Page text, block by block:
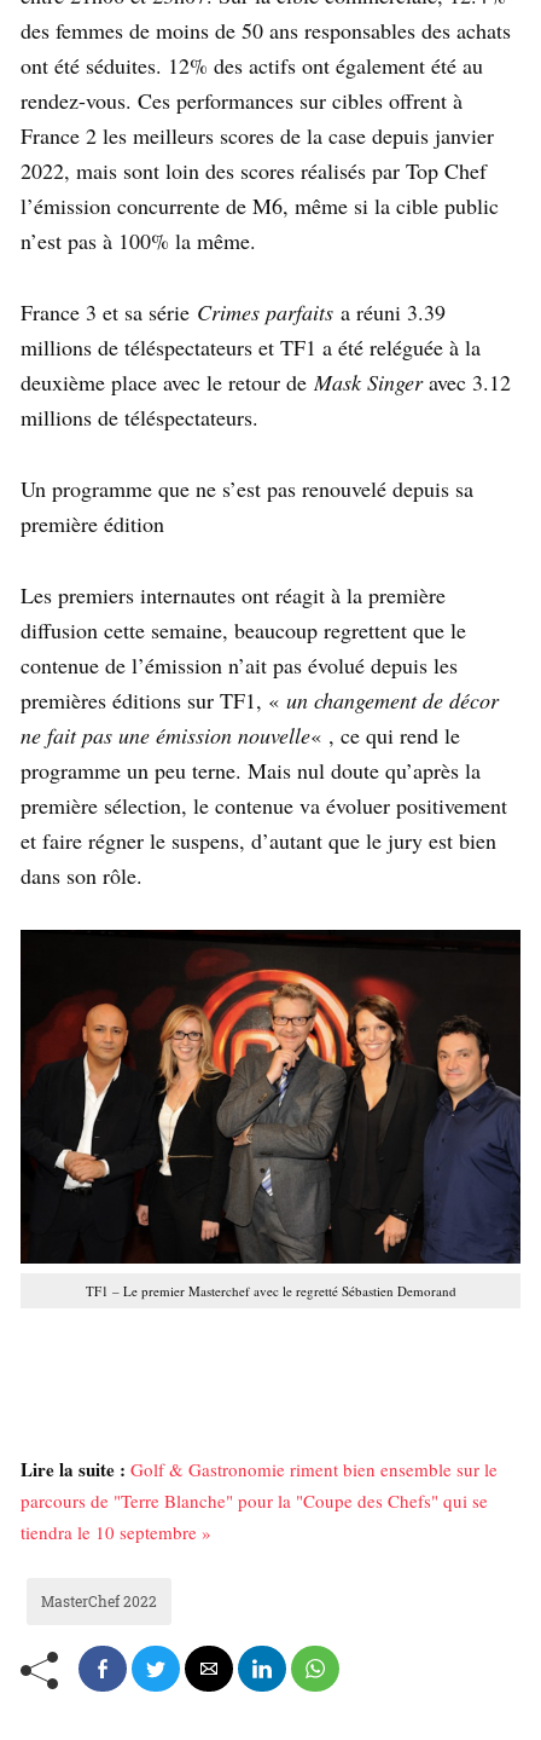
des femmes de moins de 50 ans responsables des achats
ont été séduites. 12% des actifs ont également été au
rendez-vous. Ces performances sur cibles offrent à
France 2 les meilleurs scores de la case depuis janvier
2022, mais sont loin des scores réalisés par Top Chef
l’émission concurrente de M6, même si la cible public
n’est pas à 100% la même.
France 3 et sa série Crimes parfaits a réuni 3.39
millions de téléspectateurs et TF1 a été reléguée à la
deuxième place avec le retour deMask Singeravec 3.12
millions de téléspectateurs.
Un programme que ne s’est pas renouvelé depuis sa
première édition
Les premiers internautes ont réagit à la première
diffusion cette semaine, beaucoup regrettent que le
contenue de l’émission n’ait pas évolué depuis les
premières éditions sur TF1, « un changement de décor
ne fait pas une émission nouvelle« , ce qui rend le
programme un peu terne. Mais nul doute qu’après la
première sélection, le contenue va évoluer positivement
et faire régner le suspens, d’autant que le jury est bien
dans son rôle.
TF1 – Le premier Masterchef avec le regretté Sébastien Demorand
Lire la suite : Golf & Gastronomie riment bien ensemble sur le
parcours de "Terre Blanche" pour la "Coupe des Chefs" qui se
tiendra le 10 septembre »
MasterChef 2022